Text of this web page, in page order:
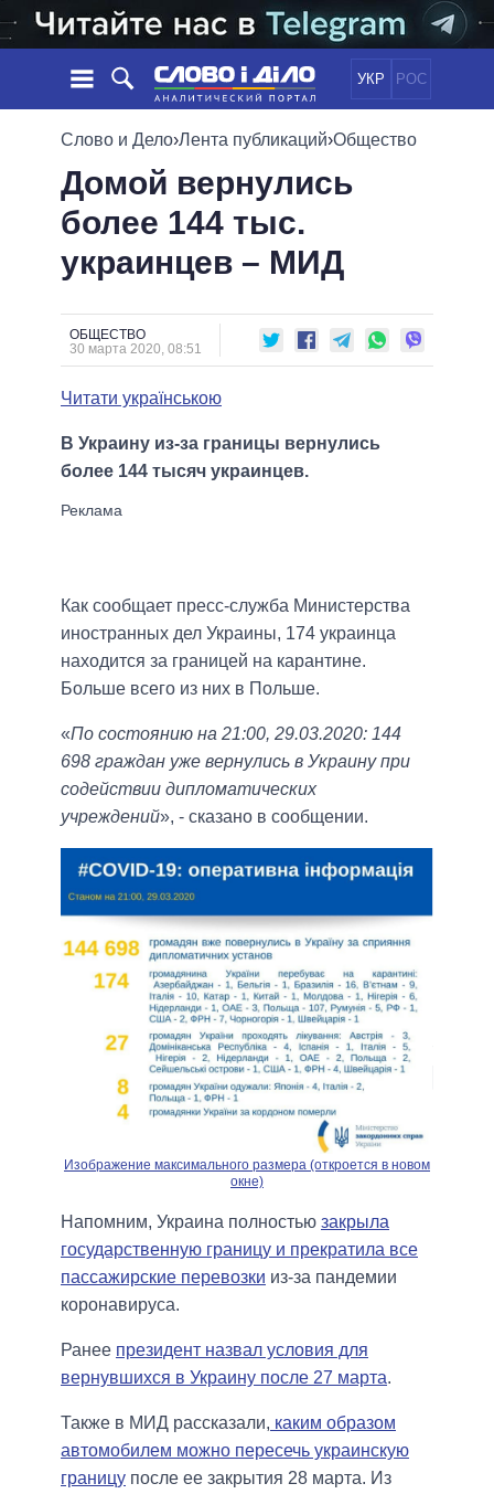
УКР РОС
НОВОСТИ
ЛЕНТА
СОБЫТИЯ
СТАТЬИ
МНЕНИЯ
ОБЗОРЫ
ДАЙДЖЕСТЫ
ПОЛИТИКА
ЭКОНОМИКА
ОБЩЕСТВО
ОБЕЩАНИЯ
ПОЛИТИКИ
ВСЕ ПОЛИТИКИ
ПРЕЗИДЕНТ И ОФИС
ВЕРХОВНАЯ РАДА
МЭРЫ
ВСЕ ПЕРСОНЫ
ИНФОГРАФИКА
ВИДЕО
Слово и Дело›Лента публикаций›Общество
Домой вернулись
более 144 тыс.
украинцев – МИД
ОБЩЕСТВО
30 марта 2020, 08:51
Читати українською
В Украину из-за границы вернулись
более 144 тысяч украинцев.
Как сообщает пресс-служба Министерства
иностранных дел Украины, 174 украинца
находится за границей на карантине.
Больше всего из них в Польше.
«По состоянию на 21:00, 29.03.2020: 144
698 граждан уже вернулись в Украину при
содействии дипломатических
учреждений», - сказано в сообщении.
Изображение максимального размера (откроется в новом
окне)
Напомним, Украина полностью закрыла
государственную границу и прекратила все
пассажирские перевозки из-за пандемии
коронавируса.
Ранее президент назвал условия для
вернувшихся в Украину после 27 марта.
Также в МИД рассказали, каким образом
автомобилем можно пересечь украинскую
границу после ее закрытия 28 марта. Из